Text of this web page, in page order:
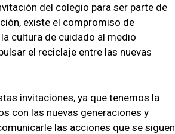
del colegio para ser parte de
existe el compromiso de
cultura de cuidado al medio
el reciclaje entre las nuevas
invitaciones, ya que tenemos la
con las nuevas generaciones y
las acciones que se siguen